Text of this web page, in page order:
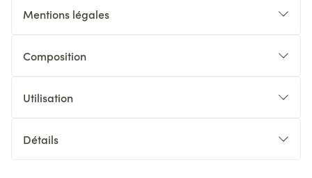
Mentions légales
Composition
Utilisation
Détails